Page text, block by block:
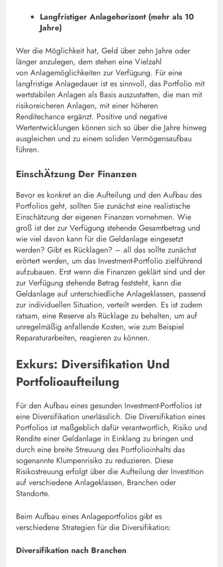
Langfristiger Anlagehorizont (mehr als 10
Jahre)
Wer die Möglichkeit hat, Geld über zehn Jahre oder
länger anzulegen, dem stehen eine Vielzahl
von Anlagemöglichkeiten zur Verfügung. Für eine
langfristige Anlagedauer ist es sinnvoll, das Portfolio mit
wertstabilen Anlagen als Basis auszustatten, die man mit
risikoreicheren Anlagen, mit einer höheren
Renditechance ergänzt. Positive und negative
Wertentwicklungen können sich so über die Jahre hinweg
ausgleichen und zu einem soliden Vermögensaufbau
führen.
EinschÄtzung Der Finanzen
Bevor es konkret an die Aufteilung und den Aufbau des
Portfolios geht, sollten Sie zunächst eine realistische
Einschätzung der eigenen Finanzen vornehmen. Wie
groß ist der zur Verfügung stehende Gesamtbetrag und
wie viel davon kann für die Geldanlage eingesetzt
werden? Gibt es Rücklagen? – all das sollte zunächst
erörtert werden, um das Investment-Portfolio zielführend
aufzubauen. Erst wenn die Finanzen geklärt sind und der
zur Verfügung stehende Betrag feststeht, kann die
Geldanlage auf unterschiedliche Anlageklassen, passend
zur individuellen Situation, verteilt werden. Es ist zudem
ratsam, eine Reserve als Rücklage zu behalten, um auf
unregelmäßig anfallende Kosten, wie zum Beispiel
Reparaturarbeiten, reagieren zu können.
Exkurs: Diversifikation Und
Portfolioaufteilung
Für den Aufbau eines gesunden Investment-Portfolios ist
eine Diversifikation unerlässlich. Die Diversifikation eines
Portfolios ist maßgeblich dafür verantwortlich, Risiko und
Rendite einer Geldanlage in Einklang zu bringen und
durch eine breite Streuung des Portfolioinhalts das
sogenannte Klumpenrisiko zu reduzieren. Diese
Risikostreuung erfolgt über die Aufteilung der Investition
auf verschiedene Anlageklassen, Branchen oder
Standorte.
Beim Aufbau eines Anlageportfolios gibt es
verschiedene Strategien für die Diversifikation:
Diversifikation nach Branchen